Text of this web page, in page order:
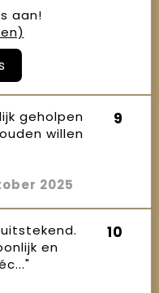
aan!
geholpen
willen
9
2025
en
10